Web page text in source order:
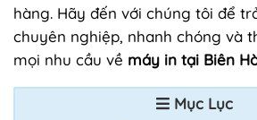
hàng. Hãy đến với chúng tôi để
chuyên nghiệp, nhanh chóng và
mọi nhu cầu về máy in tại Biên
Mục Lục